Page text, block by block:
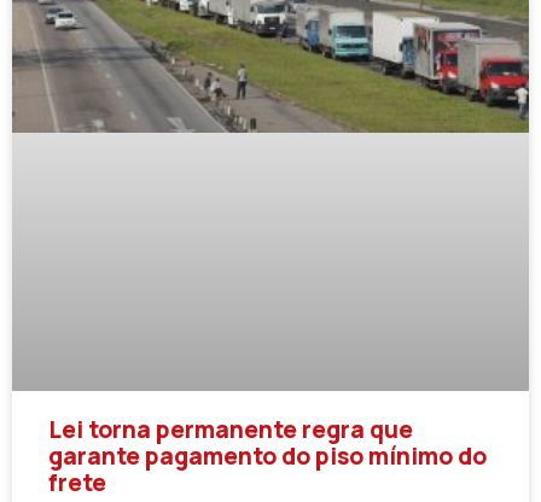
Lei torna permanente regra que
garante pagamento do piso mínimo do
frete